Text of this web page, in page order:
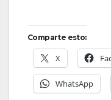
Comparte esto:
X
WhatsApp